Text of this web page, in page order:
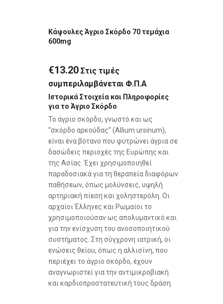
Κάψουλες Άγριο Σκόρδο 70 τεμάχια
600mg
€13.20 Στις τιμές
συμπεριλαμβάνεται Φ.Π.Α
Ιστορικά Στοιχεία και Πληροφορίες
για το Άγριο Σκόρδο
Το άγριο σκόρδο, γνωστό και ως
“σκόρδο αρκούδας” (Allium ursinum),
είναι ένα βότανο που φυτρώνει άγρια σε
δασώδεις περιοχές της Ευρώπης και
της Ασίας. Έχει χρησιμοποιηθεί
παραδοσιακά για τη θεραπεία διαφόρων
παθήσεων, όπως μολύνσεις, υψηλή
αρτηριακή πίεση και χοληστερόλη. Οι
αρχαίοι Έλληνες και Ρωμαίοι το
χρησιμοποιούσαν ως απολυμαντικό και
για την ενίσχυση του ανοσοποιητικού
συστήματος. Στη σύγχρονη ιατρική, οι
ενώσεις θείου, όπως η αλλισίνη, που
περιέχει το άγριο σκόρδο, έχουν
αναγνωριστεί για την αντιμικροβιακή
και καρδιοπροστατευτική τους δράση.